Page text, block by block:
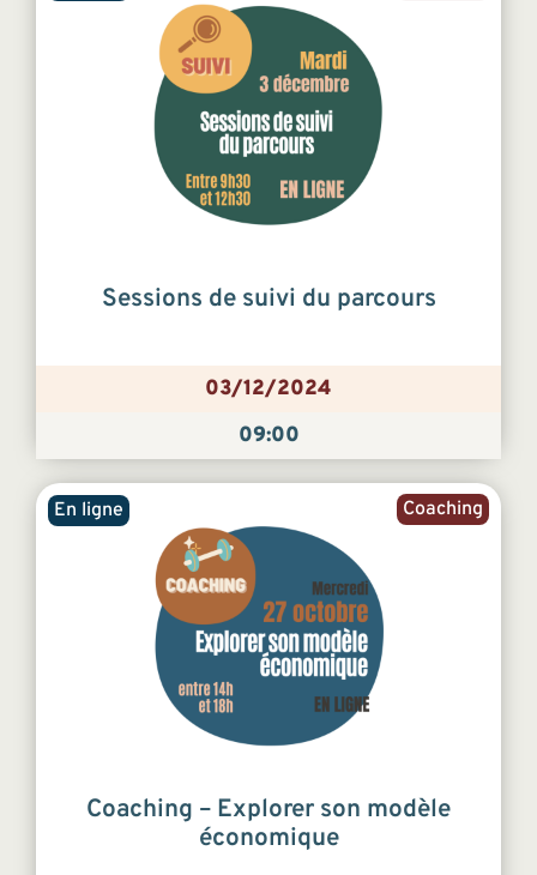
Sessions de suivi du parcours
03/12/2024
09:00
Coaching
En ligne
Coaching – Explorer son modèle
économique